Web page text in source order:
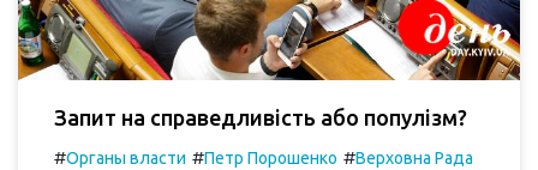
Запит на справедливість або популізм?
#Органы власти #Петр Порошенко #Верховна Рада